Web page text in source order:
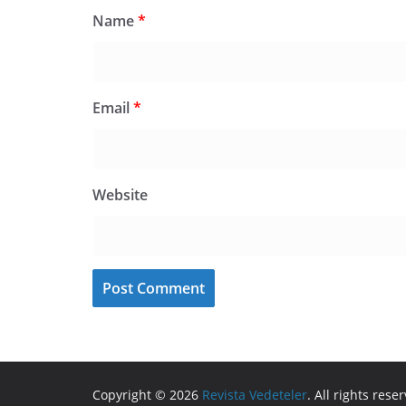
Name*
Email*
Website
Copyright © 2026 Revista Vedeteler. All rights